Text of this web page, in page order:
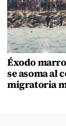
Éxodo
se asoma al
migratoria